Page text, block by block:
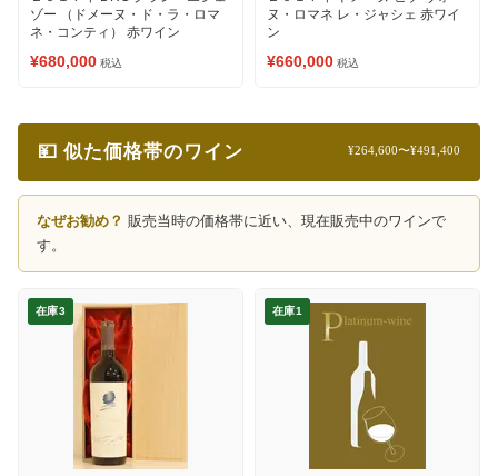
ゾー （ドメーヌ・ド・ラ・ロマ
ネ・コンティ） 赤ワイン
¥680,000 税込
ヌ・ロマネ レ・ジャシェ 赤ワイ
ン
¥660,000 税込
💴 似た価格帯のワイン ¥264,600〜¥491,400
なぜお勧め？ 販売当時の価格帯に近い、現在販売中のワインで
す。
在庫3 在庫1